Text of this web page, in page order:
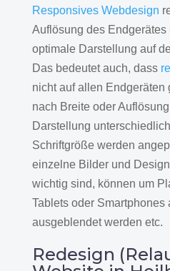
Responsives Webdesign
Auflösung des
optimale Darstellung auf
Das bedeutet auch, dass
nicht auf allen Endgeräten
nach Breite oder
Darstellung
Schriftgröße werden
einzelne Bilder und
wichtig sind, können um
Tablets oder Smartphones
ausgeblendet werden etc.
Redesign